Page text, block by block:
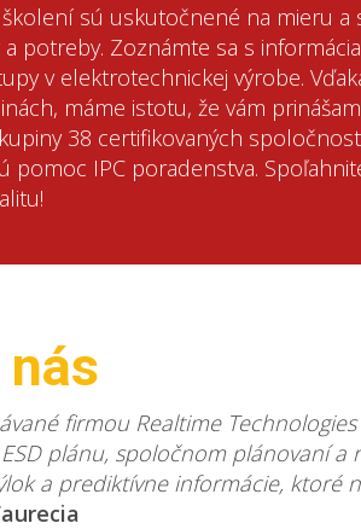
sú uskutočnené na mieru a
a potreby. Zoznámte sa s
v elektrotechnickej výrobe.
máme istotu, že vám
38 certifikovaných
pomoc IPC poradenstva.
firmou Realtime
plánu, spoločnom plánovaní
a prediktívne informácie, ktoré